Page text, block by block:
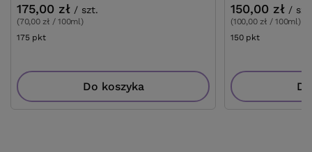
175,00 zł / szt.
(70,00 zł / 100ml)
175 pktpunktów
Do koszyka
150,00 zł /
(100,00 zł / 100ml)
150 pktpunktów